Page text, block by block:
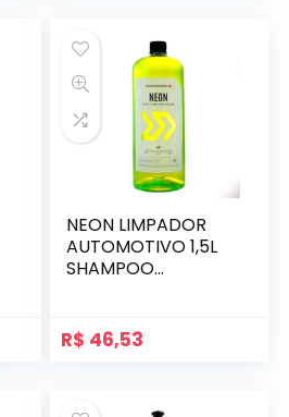
NEON LIMPADOR
AUTOMOTIVO 1,5L
SHAMPOO
R$ 46,53